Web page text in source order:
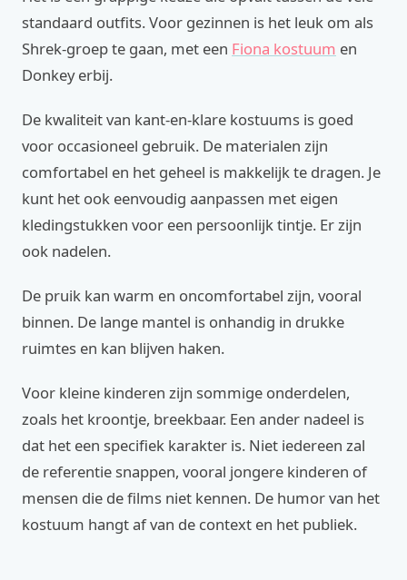
standaard outfits. Voor gezinnen is het leuk om als
Shrek-groep te gaan, met een Fiona kostuum en
Donkey erbij.
De kwaliteit van kant-en-klare kostuums is goed
voor occasioneel gebruik. De materialen zijn
comfortabel en het geheel is makkelijk te dragen. Je
kunt het ook eenvoudig aanpassen met eigen
kledingstukken voor een persoonlijk tintje. Er zijn
ook nadelen.
De pruik kan warm en oncomfortabel zijn, vooral
binnen. De lange mantel is onhandig in drukke
ruimtes en kan blijven haken.
Voor kleine kinderen zijn sommige onderdelen,
zoals het kroontje, breekbaar. Een ander nadeel is
dat het een specifiek karakter is. Niet iedereen zal
de referentie snappen, vooral jongere kinderen of
mensen die de films niet kennen. De humor van het
kostuum hangt af van de context en het publiek.